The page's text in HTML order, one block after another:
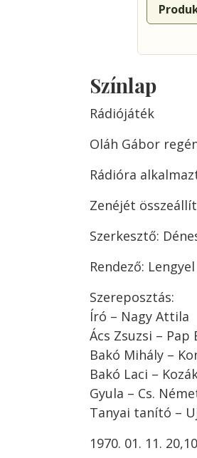
Színlap
Rádiójáték
Oláh Gábor
Rádióra
Zenéjét
Szerkesztő:
Rendező:
Szereposztás:
Író – Nagy Attila
Ács Zsuzsi – Pap
Bakó Mihály –
Bakó Laci –
Gyula – Cs.
Tanyai tanító –
1970. 01. 11.